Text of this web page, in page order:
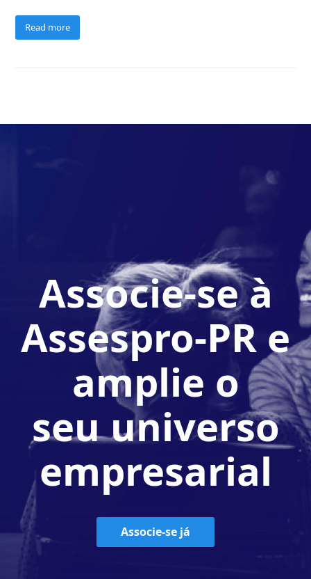
Read more
Associe-se à
Assespro-PR e
amplie o
seu universo
empresarial
Associe-se já